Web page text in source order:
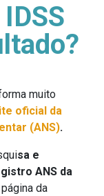
muito
oficial da
(ANS).
sa e
ANS da
da